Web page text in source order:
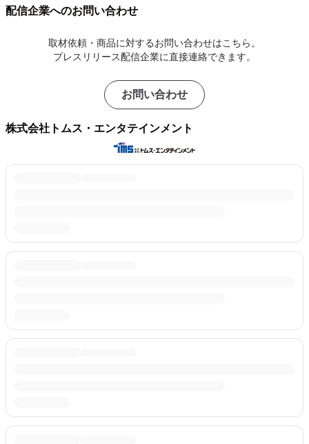
配信企業へのお問い合わせ
取材依頼・商品に対するお問い合わせはこちら。
プレスリリース配信企業に直接連絡できます。
お問い合わせ
株式会社トムス・エンタテインメント